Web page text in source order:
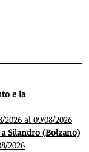
e la
al 09/08/2026
Silandro (Bolzano)
2026